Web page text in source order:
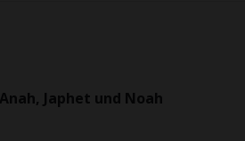
Japhet und Noah